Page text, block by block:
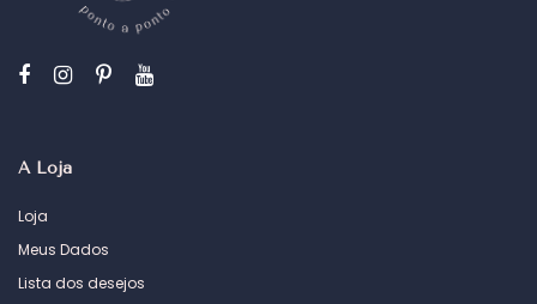
A Loja
Loja
Meus Dados
Lista dos desejos